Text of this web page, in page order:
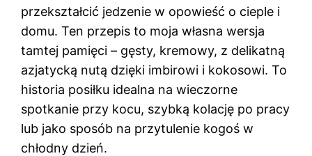
przekształcić jedzenie w opowieść o cieple i
domu. Ten przepis to moja własna wersja
tamtej pamięci – gęsty, kremowy, z delikatną
azjatycką nutą dzięki imbirowi i kokosowi. To
historia posiłku idealna na wieczorne
spotkanie przy kocu, szybką kolację po pracy
lub jako sposób na przytulenie kogoś w
chłodny dzień.